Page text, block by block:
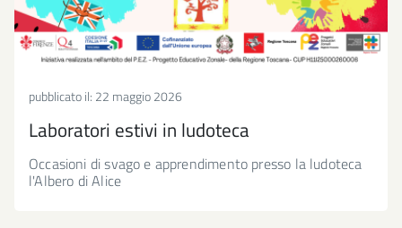
pubblicato il: 22 maggio 2026
Laboratori estivi in ludoteca
Occasioni di svago e apprendimento presso la ludoteca
l'Albero di Alice